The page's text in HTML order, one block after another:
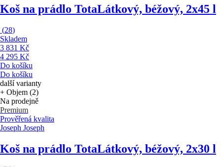
Koš na prádlo TotaLátkový, béžový, 2x45 l
(28)
Skladem
3 831 Kč
4 295 Kč
Do košíku
Do košíku
další varianty
+ Objem (2)
Na prodejně
Premium
Prověřená kvalita
Joseph Joseph
Koš na prádlo TotaLátkový, béžový, 2x30 l